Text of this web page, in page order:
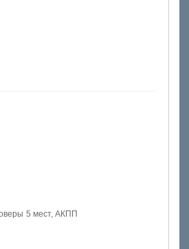
5 мест, АКПП